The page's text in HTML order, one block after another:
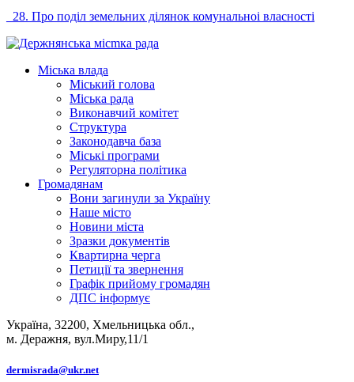
_28. Про подiл земельних дiлянок комунальноi власностi
Міська влада
Міський голова
Міська рада
Виконавчий комітет
Структура
Законодавча база
Міські програми
Регуляторна політика
Громадянам
Вони загинули за Україну
Наше місто
Новини міста
Зразки документів
Квартирна черга
Петиції та звернення
Графік прийому громадян
ДПС інформує
Україна, 32200, Хмельницька обл.,
м. Деражня, вул.Миру,11/1
dermisrada@ukr.net